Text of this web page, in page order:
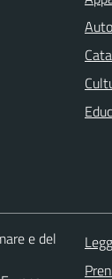
e del